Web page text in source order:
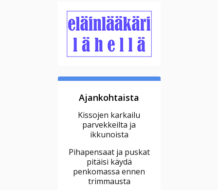
Ajankohtaista
Kissojen karkailu
parvekkeilta ja
ikkunoista
Pihapensaat ja puskat
pitäisi käydä
penkomassa ennen
trimmausta